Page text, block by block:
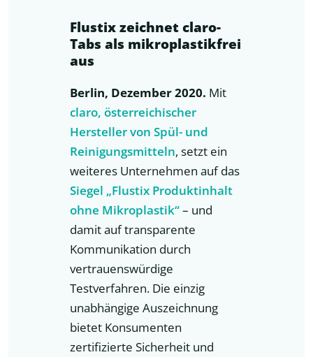
Flustix zeichnet claro-
Tabs als mikroplastikfrei
aus
Berlin, Dezember 2020. Mit
claro, österreichischer
Hersteller von Spül- und
Reinigungsmitteln, setzt ein
weiteres Unternehmen auf das
Siegel „Flustix Produktinhalt
ohne Mikroplastik“– und
damit auf transparente
Kommunikation durch
vertrauenswürdige
Testverfahren. Die einzig
unabhängige Auszeichnung
bietet Konsumenten
zertifizierte Sicherheit und